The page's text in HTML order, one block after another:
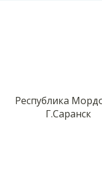
Республика
Г.Саранск